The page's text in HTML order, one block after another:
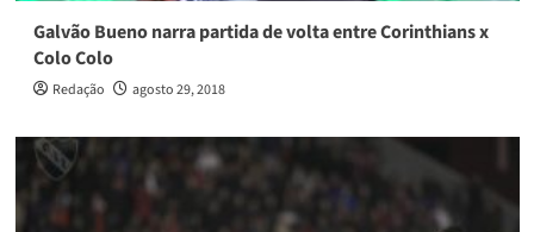
Galvão Bueno narra partida de volta entre Corinthians x
Colo Colo
Redação agosto 29, 2018